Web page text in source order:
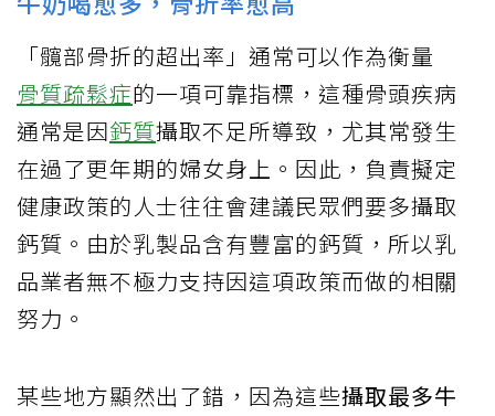
「髖部骨折的超出率」通常可以作為衡量
骨質疏鬆症的一項可靠指標，這種骨頭疾病
通常是因鈣質攝取不足所導致，尤其常發生
在過了更年期的婦女身上。因此，負責擬定
健康政策的人士往往會建議民眾們要多攝取
鈣質。由於乳製品含有豐富的鈣質，所以乳
品業者無不極力支持因這項政策而做的相關
努力。
某些地方顯然出了錯，因為這些攝取最多牛